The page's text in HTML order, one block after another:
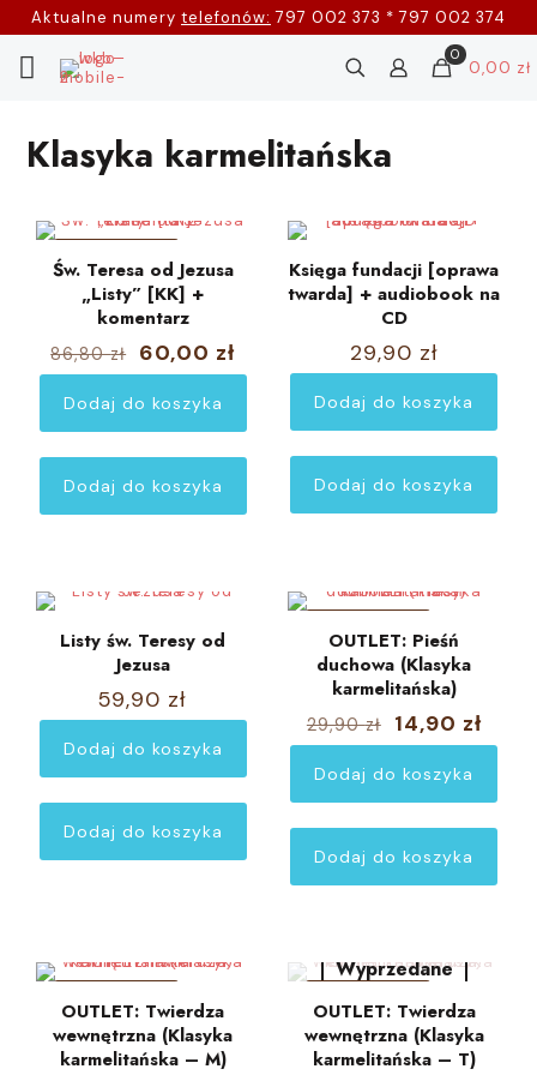
Aktualne numery telefonów: 797 002 373 * 797 002 374
0
0,00 zł
Klasyka karmelitańska
Św. Teresa od Jezusa
„Listy” [KK] +
komentarz
86,80zł Pierwotna
cena
wynosiła:
86,80 zł.
60,00 złAktualna
cena
wynosi:
Dodaj do koszyka
Dodaj do koszyka
Księga fundacji [oprawa
twarda] + audiobook na
CD
29,90 zł
Dodaj do koszyka
Dodaj do koszyka
Listy św. Teresy od
Jezusa
59,90 zł
Dodaj do koszyka
Dodaj do koszyka
Outlet
OUTLET: Pieśń
duchowa (Klasyka
karmelitańska)
29,90zł Pierwotna
cena
wynosiła:
29,90 zł.
14,90 zł
cena
Dodaj do koszyka
Dodaj do koszyka
OUTLET: Twierdza
wewnętrzna (Klasyka
karmelitańska – M)
Wyprzedane
OUTLET: Twierdza
wewnętrzna (Klasyka
karmelitańska – T)